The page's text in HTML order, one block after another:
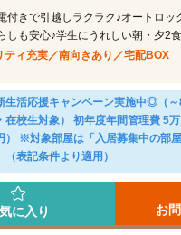
付きで引越しラクラク♪オートロッ
しも安心♪学生にうれしい朝・夕2食
ティ充実／南向きあり／宅配BOX
活応援キャンペーン実施中◎（～
在校生対象） 初年度年間管理費 5
） ※対象部屋は「入居募集中の部
（表記条件より適用）
に入り お